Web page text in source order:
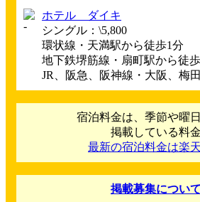
ホテル ダイキ
シングル：\5,800
環状線・天満駅から徒歩1分
地下鉄堺筋線・扇町駅から徒
JR、阪急、阪神線・大阪、梅
宿泊料金は、季節や曜
掲載している料
最新の宿泊料金は楽
掲載募集につい